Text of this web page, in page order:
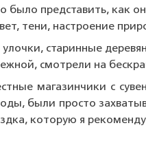
было представить, как
тени, настроение
старинные
смотрели на
магазинчики с
были просто
которую я